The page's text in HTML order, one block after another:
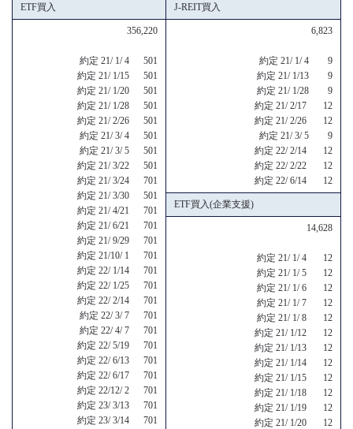
ETF買入 J-REIT買入
356,220
約定 21/ 1/ 4 501
約定 21/ 1/15 501
約定 21/ 1/20 501
約定 21/ 1/28 501
約定 21/ 2/26 501
約定 21/ 3/ 4 501
約定 21/ 3/ 5 501
約定 21/ 3/22 501
約定 21/ 3/24 701
約定 21/ 3/30 501
約定 21/ 4/21 701
約定 21/ 6/21 701
約定 21/ 9/29 701
約定 21/10/ 1 701
約定 22/ 1/14 701
約定 22/ 1/25 701
約定 22/ 2/14 701
約定 22/ 3/ 7 701
約定 22/ 4/ 7 701
約定 22/ 5/19 701
約定 22/ 6/13 701
約定 22/ 6/17 701
約定 22/12/ 2 701
約定 23/ 3/13 701
約定 23/ 3/14 701
6,823
約定 21/ 1/ 4 9
約定 21/ 1/13 9
約定 21/ 1/28 9
約定 21/ 2/17 12
約定 21/ 2/26 12
約定 21/ 3/ 5 9
約定 22/ 2/14 12
約定 22/ 2/22 12
約定 22/ 6/14 12
ETF買入(企業支援)
14,628
約定 21/ 1/ 4 12
約定 21/ 1/ 5 12
約定 21/ 1/ 6 12
約定 21/ 1/ 7 12
約定 21/ 1/ 8 12
約定 21/ 1/12 12
約定 21/ 1/13 12
約定 21/ 1/14 12
約定 21/ 1/15 12
約定 21/ 1/18 12
約定 21/ 1/19 12
約定 21/ 1/20 12